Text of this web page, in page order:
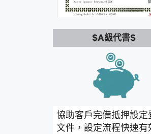
$A級代書$
協助客戶完備抵押設定
文件，設定流程快速有